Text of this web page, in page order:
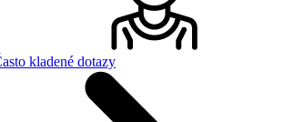
kladené dotazy